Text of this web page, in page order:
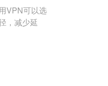
VPN可以选
，减少延